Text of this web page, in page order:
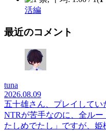
活編
最近のコメント
tuna
2026.08.09
五十雄さん、プレイしてい
NTRが苦手なのに、全ル
たしめでたし」ですが、